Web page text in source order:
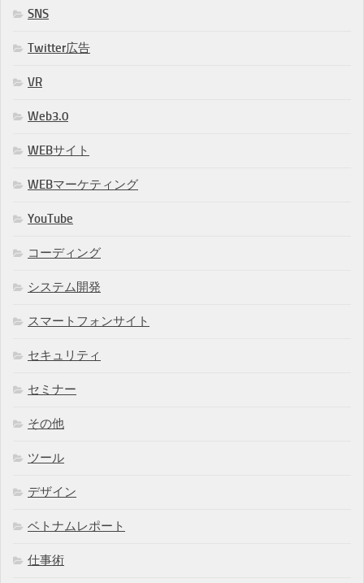
SNS
Twitter広告
VR
Web3.0
WEBサイト
WEBマーケティング
YouTube
コーディング
システム開発
スマートフォンサイト
セキュリティ
セミナー
その他
ツール
デザイン
ベトナムレポート
仕事術